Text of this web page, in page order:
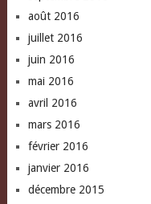
août 2016
juillet 2016
juin 2016
mai 2016
avril 2016
mars 2016
février 2016
janvier 2016
décembre 2015